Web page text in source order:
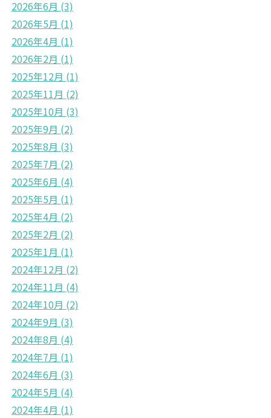
2026年6月 (3)
2026年5月 (1)
2026年4月 (1)
2026年2月 (1)
2025年12月 (1)
2025年11月 (2)
2025年10月 (3)
2025年9月 (2)
2025年8月 (3)
2025年7月 (2)
2025年6月 (4)
2025年5月 (1)
2025年4月 (2)
2025年2月 (2)
2025年1月 (1)
2024年12月 (2)
2024年11月 (4)
2024年10月 (2)
2024年9月 (3)
2024年8月 (4)
2024年7月 (1)
2024年6月 (3)
2024年5月 (4)
2024年4月 (1)